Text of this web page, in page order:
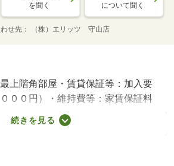
を聞く について聞く
せ先 （株）エリッツ 守山店
上階角部屋・賃貸保証等：加入要
００円）・維持費等：家賃保証料
ァミリー向けの２ＬＤＫのお部屋で
ーゼットがありますので収納には困
ますので、生活面も充実しておりま
続きを見る